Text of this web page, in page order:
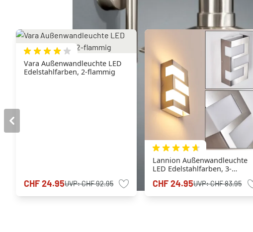
Vara Außenwandleuchte LED
Edelstahlfarben, 2-flammig
CHF 24.95UVP:CHF 92.95
Lannion Außenwandleuchte
LED Edelstahlfarben, 3-
CHF 24.95UVP:CHF 83.95